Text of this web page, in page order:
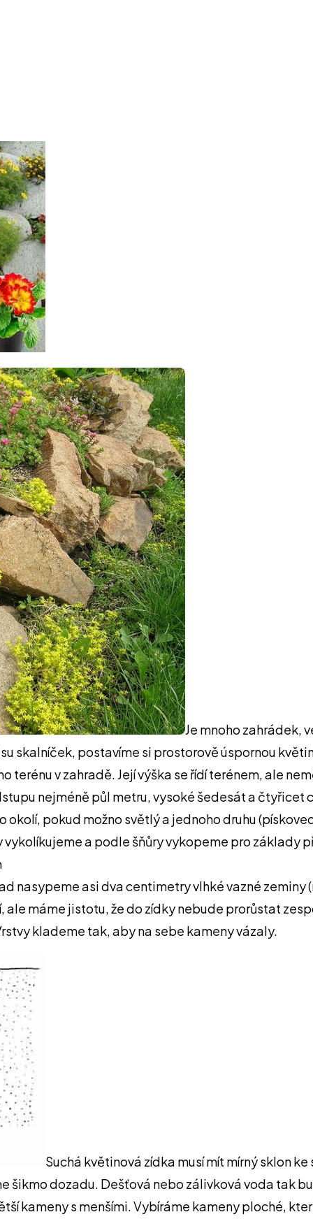
Je mnoho zahrádek,
skalníček, postavíme si prostorově úspornou
terénu v zahradě. Její výška se řídí terénem, ale
nejméně půl metru, vysoké šedesát a čtyřicet
okolí, pokud možno světlý a jednoho druhu
vykolíkujeme a podle šňůry vykopeme pro
nasypeme asi dva centimetry vlhké vazné zeminy
ale máme jistotu, že do zídky nebude prorůstat
klademe tak, aby na sebe kameny vázaly.
Suchá květinová zídka musí mít mírný sklon
šikmo dozadu. Dešťová nebo zálivková voda tak
kameny s menšími. Vybíráme kameny ploché,